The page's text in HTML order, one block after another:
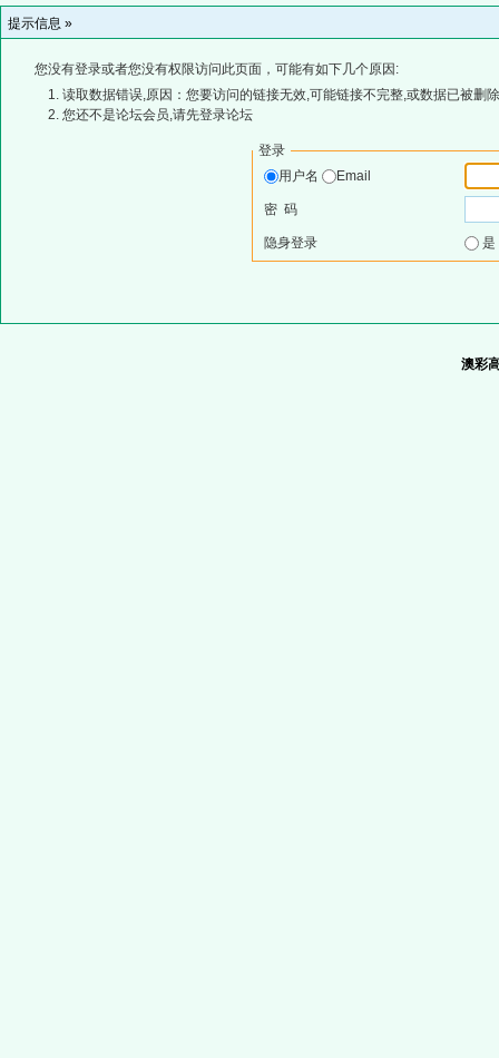
提示信息 »
您没有登录或者您没有权限访问此页面，可能有如下几个原因:
读取数据错误,原因：您要访问的链接无效,可能链接不完整,或数据已被删
您还不是论坛会员,请先登录论坛
登录
用户名
Email
密 码
隐身登录
澳彩